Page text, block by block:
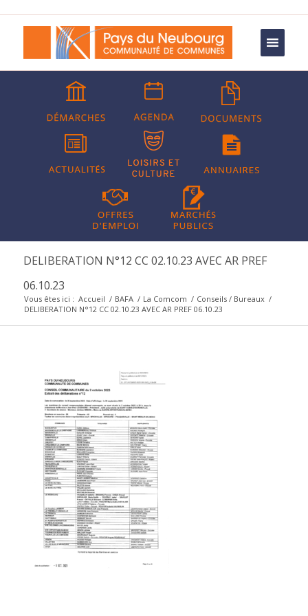
DELIBERATION N°12 CC 02.10.23 AVEC AR PREF
06.10.23
Vous êtes ici : Accueil / BAFA / La Comcom / Conseils / Bureaux /
DELIBERATION N°12 CC 02.10.23 AVEC AR PREF 06.10.23